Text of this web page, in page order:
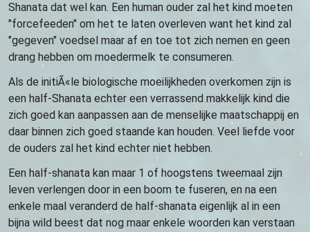
Shanata dat wel kan. Een human ouder zal het kind moeten
"forcefeeden" om het te laten overleven want het kind zal
"gegeven" voedsel maar af en toe tot zich nemen en geen
drang hebben om moedermelk te consumeren.
Als de initiÃ«le biologische moeilijkheden overkomen zijn is
een half-Shanata echter een verrassend makkelijk kind die
zich goed kan aanpassen aan de menselijke maatschappij en
daar binnen zich goed staande kan houden. Veel liefde voor
de ouders zal het kind echter niet hebben.
Een half-shanata kan maar 1 of hoogstens tweemaal zijn
leven verlengen door in een boom te fuseren, en na een
enkele maal veranderd de half-shanata eigenlijk al in een
bijna wild beest dat nog maar enkele woorden kan verstaan